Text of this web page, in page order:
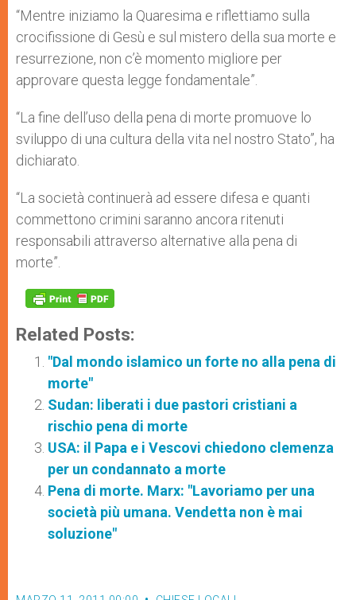
“Mentre iniziamo la Quaresima e riflettiamo sulla
crocifissione di Gesù e sul mistero della sua morte e
resurrezione, non c’è momento migliore per
approvare questa legge fondamentale”.
“La fine dell’uso della pena di morte promuove lo
sviluppo di una cultura della vita nel nostro Stato”, ha
dichiarato.
“La società continuerà ad essere difesa e quanti
commettono crimini saranno ancora ritenuti
responsabili attraverso alternative alla pena di
morte”.
Related Posts:
"Dal mondo islamico un forte no alla pena di
morte"
Sudan: liberati i due pastori cristiani a
rischio pena di morte
USA: il Papa e i Vescovi chiedono clemenza
per un condannato a morte
Pena di morte. Marx: "Lavoriamo per una
società più umana. Vendetta non è mai
soluzione"